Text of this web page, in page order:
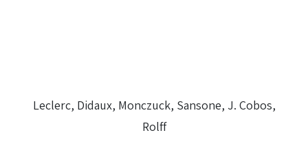
Leclerc, Didaux, Monczuck, Sansone, J. Cobos,
Rolff